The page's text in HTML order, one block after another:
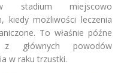
stadium miejscowo
kiedy możliwości leczenia
To właśnie późne
głównych powodów
w raku trzustki.